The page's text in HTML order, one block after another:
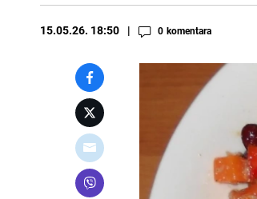
15.05.26. 18:50 0 komentara